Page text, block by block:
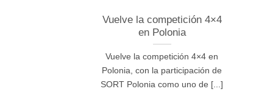
Vuelve la competición 4×4
en Polonia
Vuelve la competición 4×4 en
Polonia, con la participación de
SORT Polonia como uno de [...]